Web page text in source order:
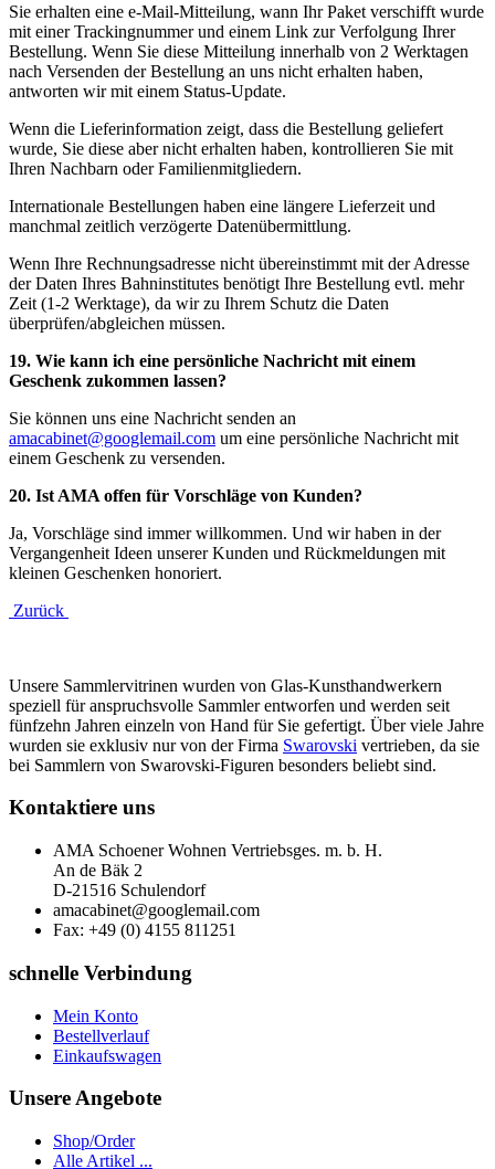
Sie erhalten eine e-Mail-Mitteilung, wann Ihr Paket verschifft wurde
mit einer Trackingnummer und einem Link zur Verfolgung Ihrer
Bestellung. Wenn Sie diese Mitteilung innerhalb von 2 Werktagen
nach Versenden der Bestellung an uns nicht erhalten haben,
antworten wir mit einem Status-Update.
Wenn die Lieferinformation zeigt, dass die Bestellung geliefert
wurde, Sie diese aber nicht erhalten haben, kontrollieren Sie mit
Ihren Nachbarn oder Familienmitgliedern.
Internationale Bestellungen haben eine längere Lieferzeit und
manchmal zeitlich verzögerte Datenübermittlung.
Wenn Ihre Rechnungsadresse nicht übereinstimmt mit der Adresse
der Daten Ihres Bahninstitutes benötigt Ihre Bestellung evtl. mehr
Zeit (1-2 Werktage), da wir zu Ihrem Schutz die Daten
überprüfen/abgleichen müssen.
19. Wie kann ich eine persönliche Nachricht mit einem
Geschenk zukommen lassen?
Sie können uns eine Nachricht senden an
amacabinet@googlemail.com um eine persönliche Nachricht mit
einem Geschenk zu versenden.
20. Ist AMA offen für Vorschläge von Kunden?
Ja, Vorschläge sind immer willkommen. Und wir haben in der
Vergangenheit Ideen unserer Kunden und Rückmeldungen mit
kleinen Geschenken honoriert.
Zurück
Unsere Sammlervitrinen wurden von Glas-Kunsthandwerkern
speziell für anspruchsvolle Sammler entworfen und werden seit
fünfzehn Jahren einzeln von Hand für Sie gefertigt. Über viele Jahre
wurden sie exklusiv nur von der Firma Swarovski vertrieben, da sie
bei Sammlern von Swarovski-Figuren besonders beliebt sind.
Kontaktiere uns
AMA Schoener Wohnen Vertriebsges. m. b. H.
An de Bäk 2
D-21516 Schulendorf
amacabinet@googlemail.com
Fax: +49 (0) 4155 811251
schnelle Verbindung
Mein Konto
Bestellverlauf
Einkaufswagen
Unsere Angebote
Shop/Order
Alle Artikel ...